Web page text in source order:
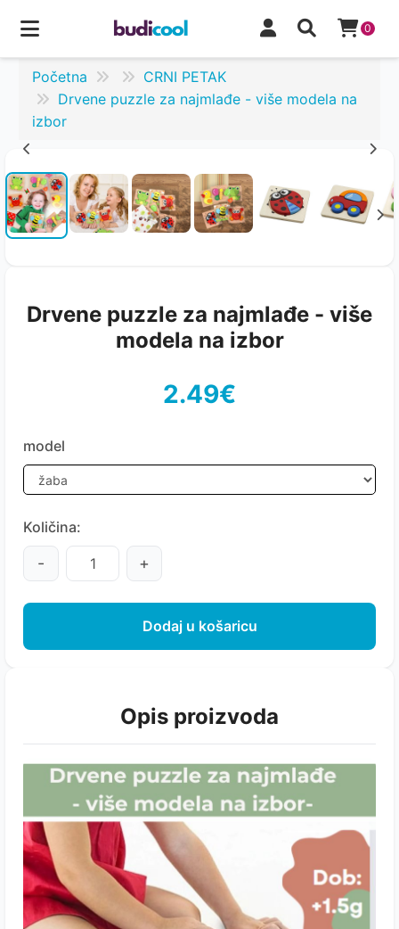
0
Početna
CRNI PETAK
Drvene puzzle za najmlađe - više modela na
izbor
Drvene puzzle za najmlađe - više
modela na izbor
2.49€
model
Količina:
- +
Dodaj u košaricu
Opis proizvoda